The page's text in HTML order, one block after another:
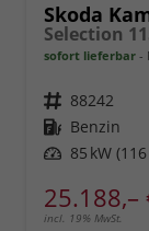
Skoda
sofort lieferbar
Fahrzeugnr. 88242
Kraftstoff Benzin
Leistung 85 kW (116
25.188,–
incl. 19% MwSt.